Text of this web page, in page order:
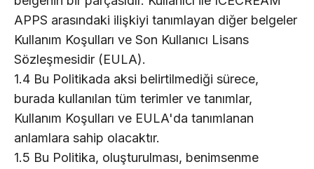
APPS arasındaki ilişkiyi tanımlayan diğer belgeler
Kullanım Koşulları ve Son Kullanıcı Lisans
Sözleşmesidir (EULA).
1.4 Bu Politikada aksi belirtilmediği sürece,
burada kullanılan tüm terimler ve tanımlar,
Kullanım Koşulları ve EULA'da tanımlanan
anlamlara sahip olacaktır.
1.5 Bu Politika, oluşturulması, benimsenme